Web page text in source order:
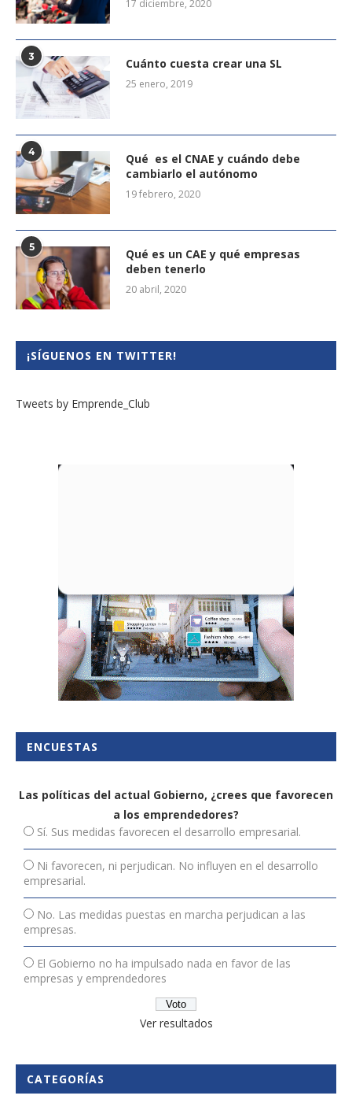
17 diciembre, 2020
3 Cuánto cuesta crear una SL
25 enero, 2019
4
Qué es el CNAE y cuándo debe
cambiarlo el autónomo
19 febrero, 2020
5
Qué es un CAE y qué empresas
deben tenerlo
20 abril, 2020
¡SÍGUENOS EN TWITTER!
Tweets by Emprende_Club
ENCUESTAS
Las políticas del actual Gobierno, ¿crees que favorecen
a los emprendedores?
Sí. Sus medidas favorecen el desarrollo empresarial.
Ni favorecen, ni perjudican. No influyen en el desarrollo
empresarial.
No. Las medidas puestas en marcha perjudican a las
empresas.
El Gobierno no ha impulsado nada en favor de las
empresas y emprendedores
Ver resultados
CATEGORÍAS